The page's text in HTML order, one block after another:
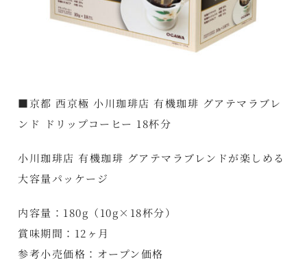
■京都 西京極 小川珈琲店 有機珈琲 グアテマラブレ
ンド ドリップコーヒー 18杯分
小川珈琲店 有機珈琲 グアテマラブレンドが楽しめる
大容量パッケージ
内容量：180g（10g×18杯分）
賞味期間：12ヶ月
参考小売価格：オープン価格